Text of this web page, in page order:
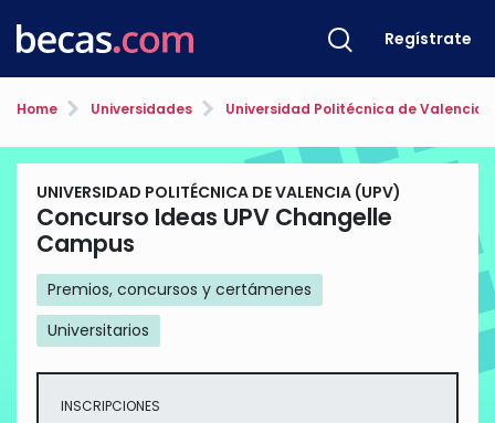
Regístrate
Home Universidades Universidad Politécnica de Valencia
UNIVERSIDAD POLITÉCNICA DE VALENCIA (UPV)
Concurso Ideas UPV Changelle
Campus
Premios, concursos y certámenes
Universitarios
INSCRIPCIONES